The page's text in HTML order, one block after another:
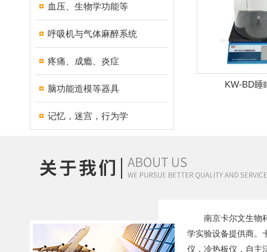
血压、生物学功能等
呼吸机与气体麻醉系统
疼痛、成瘾、炎症
脑功能造模等器具
记忆，迷宫，行为学
KW-BD睡
南京卡尔文生物
学实验设备提供商。
仪，冷热板仪，自主